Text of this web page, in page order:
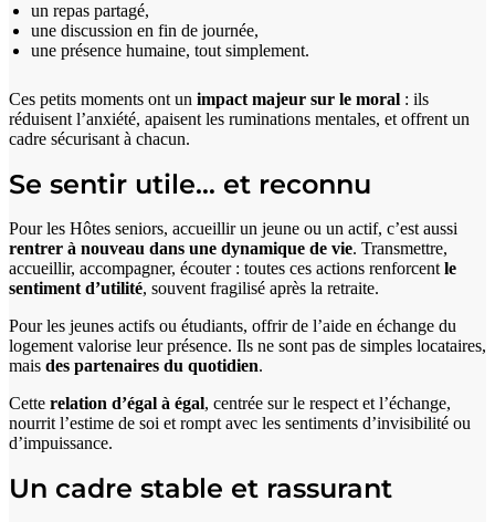
un repas partagé,
une discussion en fin de journée,
une présence humaine, tout simplement.
Ces petits moments ont un impact majeur sur le moral : ils
réduisent l’anxiété, apaisent les ruminations mentales, et offrent un
cadre sécurisant à chacun.
Se sentir utile… et reconnu
Pour les Hôtes seniors, accueillir un jeune ou un actif, c’est aussi
rentrer à nouveau dans une dynamique de vie. Transmettre,
accueillir, accompagner, écouter : toutes ces actions renforcentle
sentiment d’utilité, souvent fragilisé après la retraite.
Pour les jeunes actifs ou étudiants, offrir de l’aide en échange du
logement valorise leur présence. Ils ne sont pas de simples locataires,
mais des partenaires du quotidien.
Cette relation d’égal à égal, centrée sur le respect et l’échange,
nourrit l’estime de soi et rompt avec les sentiments d’invisibilité ou
d’impuissance.
Un cadre stable et rassurant